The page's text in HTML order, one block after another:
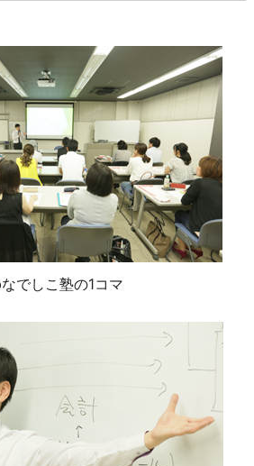
でしこ塾の1コマ